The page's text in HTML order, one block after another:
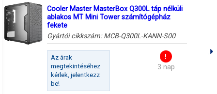
Cooler Master MasterBox Q300L táp nélküli
ablakos MT Mini Tower számítógépház
fekete
Gyártói cikkszám: MCB-Q300L-KANN-S00
Az árak
megtekintéséhez
kérlek, jelentkezz
be!
3 nap